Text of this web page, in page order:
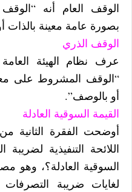
الوقف العام أنه
بصورة عامة معينة بالذات
الوقف الذري
عرف نظام الهيئة
“الوقف المشروط على
أو بالوصف”.
القيمة السوقية العادلة
أوضحت الفقرة الثانية من
اللائحة التنفيذية
السوقية العادلة؟، وهو
لغايات ضريبة